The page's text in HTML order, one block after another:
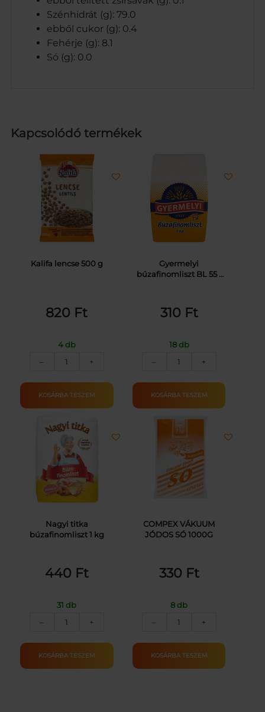
Szénhidrát (g): 79.0
ebből cukor (g): 0.4
Fehérje (g): 8.1
Só (g): 0.0
Kapcsolódó termékek
Kalifa lencse 500 g
820 Ft
4 db
–
KALIFA
500G
mennyiség
+
KOSÁRBA TESZEM
Gyermelyi
búzafinomliszt BL 55 1
310 Ft
18 db
–
GYERMELYI
BL55
1KG
+
KOSÁRBA TESZEM
Nagyi titka
búzafinomliszt 1 kg
440 Ft
31 db
–
NAGYI
BÚZAFINOMLISZT
BL-
+
KOSÁRBA TESZEM
COMPEX VÁKUUM
JÓDOS SÓ 1000G
330 Ft
8 db
–
COMPEX
JÓDOS
SÓ
+
KOSÁRBA TESZEM